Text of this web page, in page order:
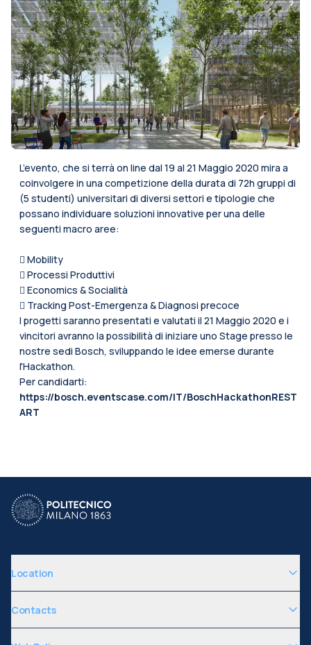
L’evento, che si terrà on line dal 19 al 21 Maggio 2020 mira a
coinvolgere in una competizione della durata di 72h gruppi di
(5 studenti) universitari di diversi settori e tipologie che
possano individuare soluzioni innovative per una delle
seguenti macro aree:
 Mobility
 Processi Produttivi
 Economics & Socialità
 Tracking Post-Emergenza & Diagnosi precoce
I progetti saranno presentati e valutati il 21 Maggio 2020 e i
vincitori avranno la possibilità di iniziare uno Stage presso le
nostre sedi Bosch, sviluppando le idee emerse durante
l'Hackathon.
Per candidarti:
https://bosch.eventscase.com/IT/BoschHackathonREST
ART
Location
Contacts